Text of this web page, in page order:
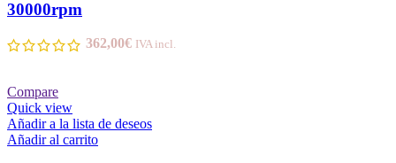
30000rpm
362,00€ IVA incl.
Compare
Quick view
Añadir a la lista de deseos
Añadir al carrito